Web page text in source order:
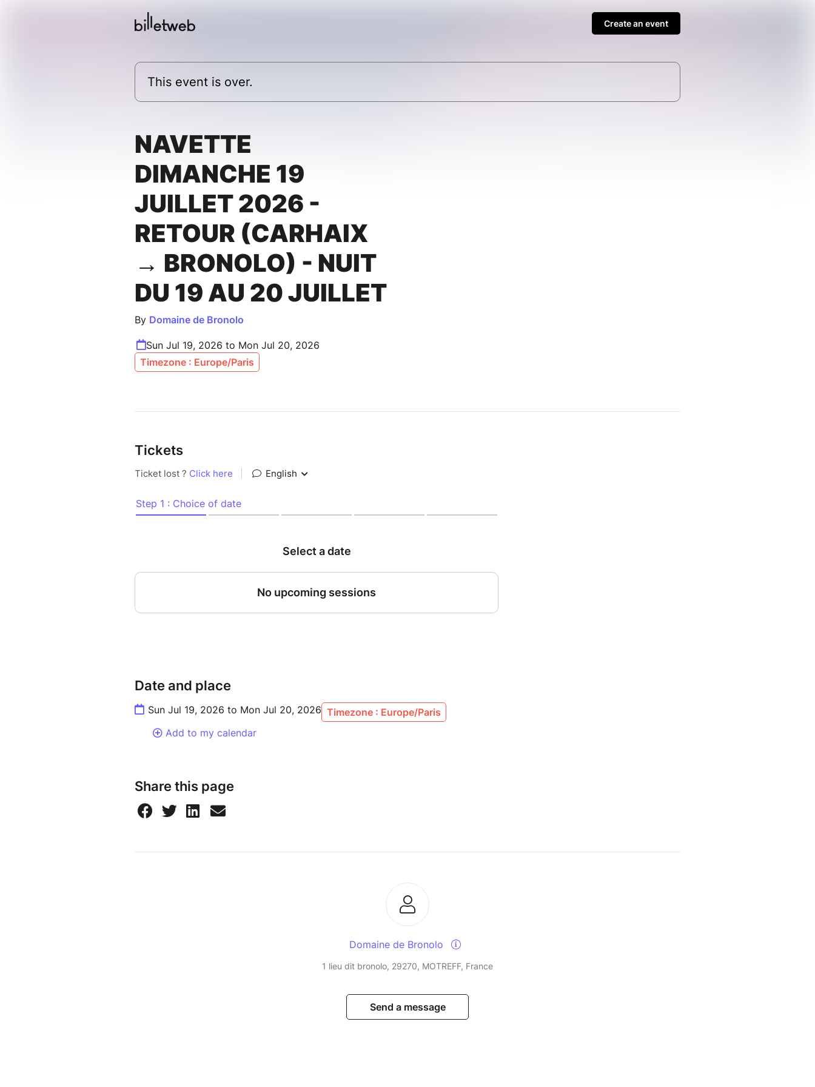
Create an event
This event is over.
NAVETTE
DIMANCHE 19
JUILLET 2026 -
RETOUR (CARHAIX
→ BRONOLO) - NUIT
DU 19 AU 20 JUILLET
By Domaine de Bronolo
Sun Jul 19, 2026 to Mon Jul 20, 2026
Timezone : Europe/Paris
Tickets
Date and place
Sun Jul 19, 2026 to Mon Jul 20, 2026 Timezone : Europe/Paris
Add to my calendar
Share this page
Domaine de Bronolo
1 lieu dit bronolo, 29270, MOTREFF, France
Send a message